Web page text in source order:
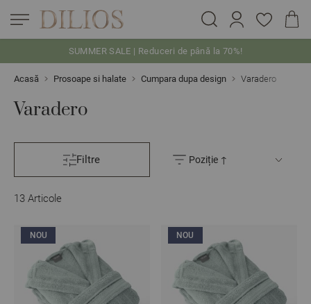
SUMMER SALE | Reduceri de până la 70%!
Acasă Prosoape si halate Cumpara dupa design Varadero
Varadero
Filtre
13 Articole
NOU NOU